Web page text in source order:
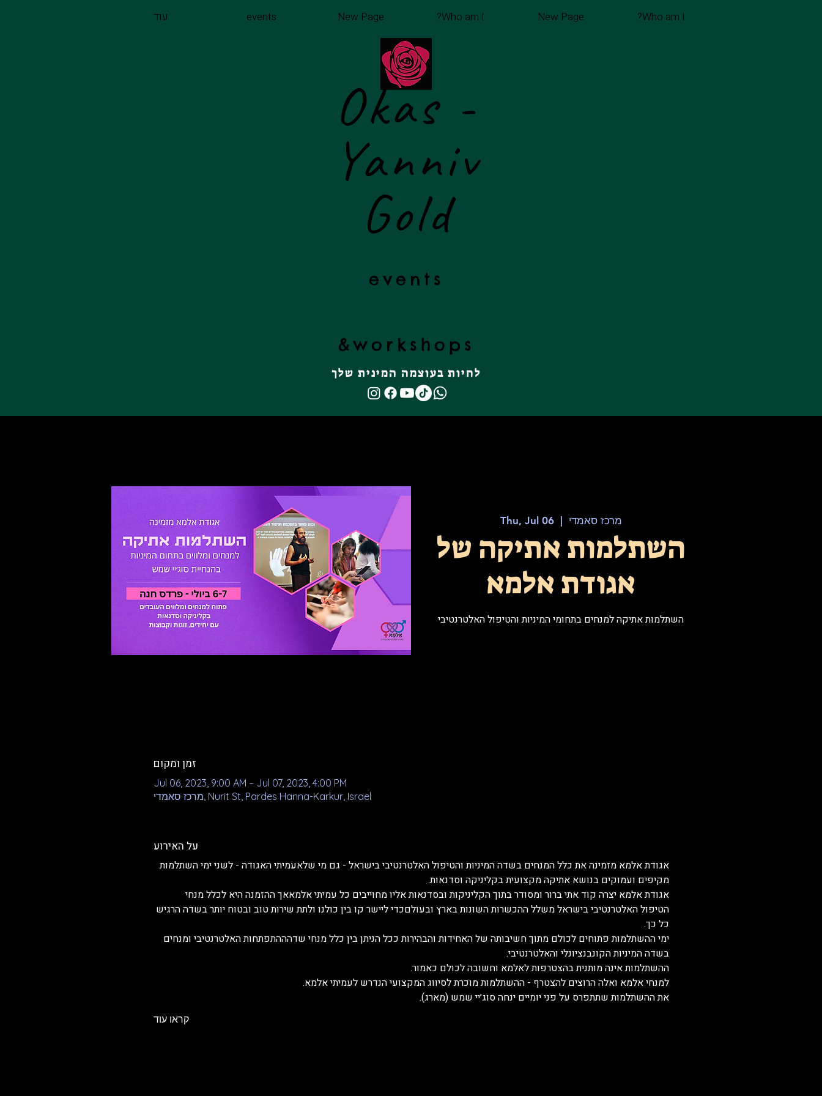
Who am I?
New Page
Who am I?
New Page
events עוד
Okas -
Yanniv
Gold
events
&workshops
לחיות בעוצמה המינית שלך
Thu, Jul 06
  |
מרכז סאמדי
השתלמות אתיקה של
אגודת אלמא
השתלמות אתיקה למנחים בתחומי המיניות והטיפול האלטרנטיבי
זמן ומקום
Jul 06, 2023, 9:00 AM – Jul 07, 2023, 4:00 PM
מרכז סאמדי, Nurit St, Pardes Hanna-Karkur, Israel
על האירוע
אגודת אלמא מזמינה את כלל המנחים בשדה המיניות והטיפול האלטרנטיבי בישראל - גם מי שלאעמיתי האגודה - לשני ימי השתלמות
מקיפים ועמוקים בנושא אתיקה מקצועית בקליניקה וסדנאות.
אגודת אלמא יצרה קוד אתי ברור ומסודר בתוך הקליניקות ובסדנאות אליו מחוייבים כל עמיתי אלמאאך ההזמנה היא לכלל מנחי
הטיפול האלטרנטיבי בישראל משלל ההכשרות השונות בארץ ובעולםכדי ליישר קו בין כולנו ולתת שירות טוב ובטוח יותר בשדה הרגיש
כל כך.
ימי ההשתלמות פתוחים לכולם מתוך חשיבותה של האחידות והבהירות ככל הניתן בין כלל מנחי שדהההתפתחות האלטרנטיבי ומנחים
בשדה המיניות הקונבנציונלי והאלטרנטיבי.
ההשתלמות אינה מותנית בהצטרפות לאלמא וחשובה לכולם כאמור.
למנחי אלמא ואלה הרוצים להצטרף - ההשתלמות מוכרת לסיווג המקצועי הנדרש לעמיתי אלמא.
את ההשתלמות שתתפרס על פני יומיים ינחה סוג׳יי שמש (מארג).
קראו עוד